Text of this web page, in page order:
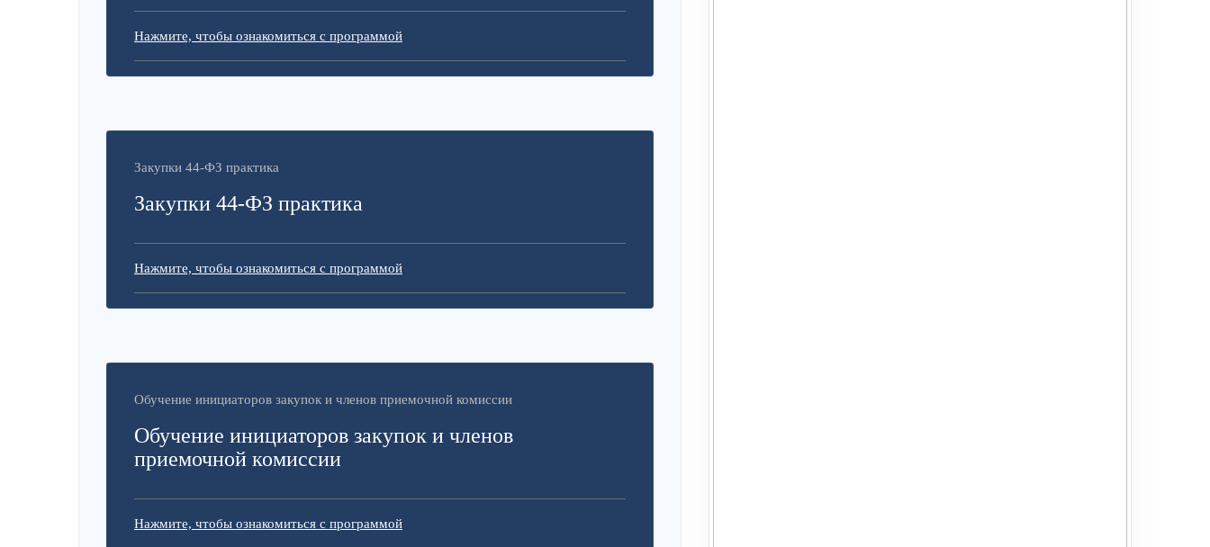
Нажмите, чтобы ознакомиться с программой
Закупки 44-ФЗ практика
Закупки 44-ФЗ практика
Нажмите, чтобы ознакомиться с программой
Обучение инициаторов закупок и членов приемочной комиссии
Обучение инициаторов закупок и членов
приемочной комиссии
Нажмите, чтобы ознакомиться с программой